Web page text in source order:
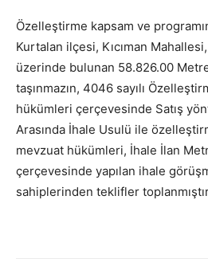
Özelleştirme kapsam ve
Kurtalan ilçesi, Kıcıman
üzerinde bulunan 58.826.00
taşınmazın, 4046 sayılı
hükümleri çerçevesinde Satış
Arasında İhale Usulü ile
mevzuat hükümleri, İhale İlan
çerçevesinde yapılan ihale
sahiplerinden teklifler